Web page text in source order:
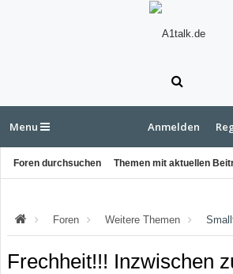
Menu
Foren durchsuchen Themen mit aktuellen
Anmelden
Foren Weitere Themen
Frechheit!!! Inzwischen